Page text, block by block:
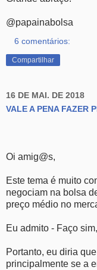
@papainabolsa
6 comentários:
Compartilhar
16 DE MAI. DE 2018
VALE A PENA FAZER
Oi amig@s,
Este tema é muito
negociam na bolsa
preço médio no
Eu admito - Faço
Portanto, eu diria
principalmente se a